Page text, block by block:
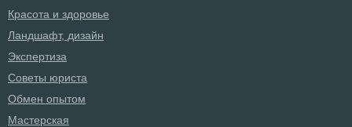
Красота и здоровье
Ландшафт, дизайн
Экспертиза
Советы юриста
Обмен опытом
Мастерская